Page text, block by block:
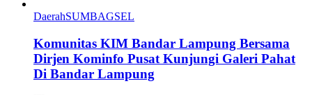
DaerahSUMBAGSEL
Komunitas KIM Bandar Lampung Bersama
Dirjen Kominfo Pusat Kunjungi Galeri Pahat
Di Bandar Lampung